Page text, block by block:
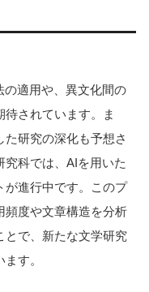
適用や、異文化間の
されています。ま
研究の深化も予想さ
科では、AIを用いた
が進行中です。このプ
頻度や文章構造を分析
とで、新たな文学研究
す。